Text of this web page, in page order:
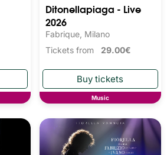
Ditonellapiaga - Live
2026
Fabrique, Milano
Tickets from 29.00€
Music